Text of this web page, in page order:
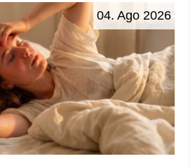
04. Ago 2026